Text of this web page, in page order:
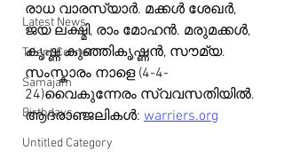
Latest News
Talent Corner
Samajam
Birthdays
Untitled Category
രാധ വാരസ്യാർ. മക്കൾ ശേഖർ,
ജയ ലക്ഷ്മി, രാം മോഹൻ. മരുമക്കൾ,
കൃഷ്ണ കുഞ്ഞികൃഷ്ണൻ, സൗമ്യ.
സംസ്കാരം നാളെ (4-4-
24)വൈകുന്നേരം സ്വവസതിയിൽ.
ആദരാഞ്ജലികൾ: warriers.org